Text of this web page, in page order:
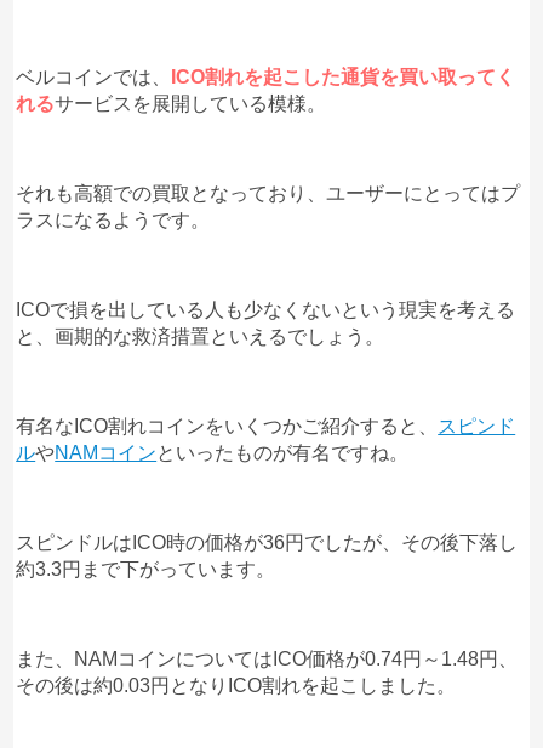
いずれにしても1月30日の再上場に関して、
ICO割れを起こしているコインを買い取ってくれるベ
無料で相談できるようですので、興味があれば相談し
ベルコインでは、
ICO割れを起こした通貨を買い取ってく
れるサービスを展開している模様。
それも高額での買取となっており、ユーザーにとってはプ
ラスになるようです。
ICOで損を出している人も少なくないという現実を考える
と、画期的な救済措置といえるでしょう。
有名なICO割れコインをいくつかご紹介すると、
スピンド
ルやNAMコインといったものが有名ですね。
スピンドルはICO時の価格が36円でしたが、その後下落し
約3.3円まで下がっています。
また、NAMコインについてはICO価格が0.74円～1.48円、
その後は約0.03円となりICO割れを起こしました。